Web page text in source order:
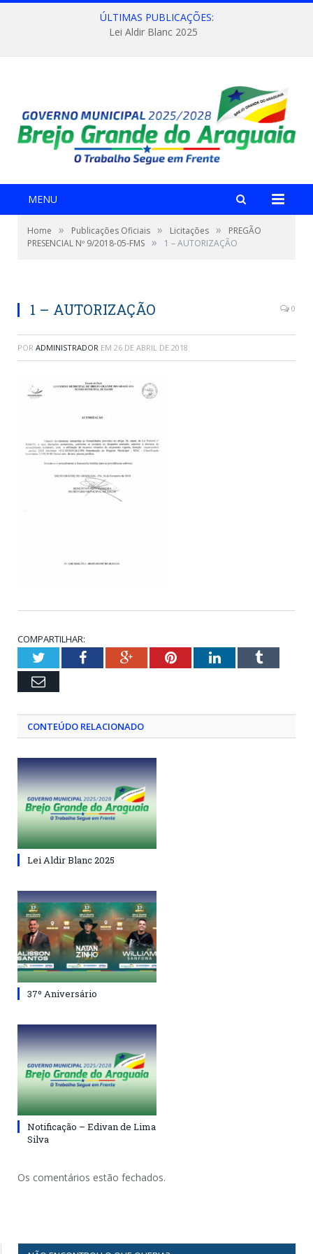
ÚLTIMAS PUBLICAÇÕES:
Lei Aldir Blanc 2025
MENU
Home » Publicações Oficiais » Licitações »
PREGÃO
PRESENCIAL Nº 9/2018-05-FMS » 1 – AUTORIZAÇÃO
1 – AUTORIZAÇÃO 0
POR ADMINISTRADOR EM 26 DE ABRIL DE 2018
COMPARTILHAR:
TwitterFacebookGoogle+PinterestLinkedInTumblr
Email
CONTEÚDO RELACIONADO
Lei Aldir Blanc 2025
37º Aniversário
Notificação – Edivan de Lima
Silva
Os comentários estão fechados.